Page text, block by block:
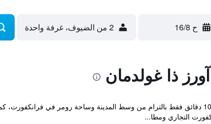
ح 16/8 2 من الضيوف، غرفة واحدة
يقع هذا الفندق البوتيكي على بُعد 10 دقائق فقط بالترام من وسط المدينة وساحة
التجاري ومطا...